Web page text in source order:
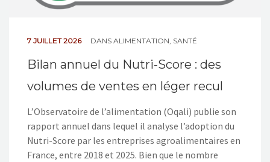
7 JUILLET 2026 DANS ALIMENTATION, SANTÉ
Bilan annuel du Nutri-Score : des
volumes de ventes en léger recul
L’Observatoire de l’alimentation (Oqali) publie son
rapport annuel dans lequel il analyse l’adoption du
Nutri-Score par les entreprises agroalimentaires en
France, entre 2018 et 2025. Bien que le nombre